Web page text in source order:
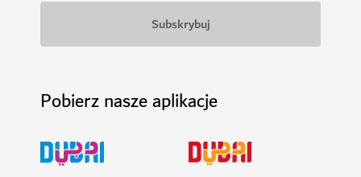
Pobierz nasze aplikacje